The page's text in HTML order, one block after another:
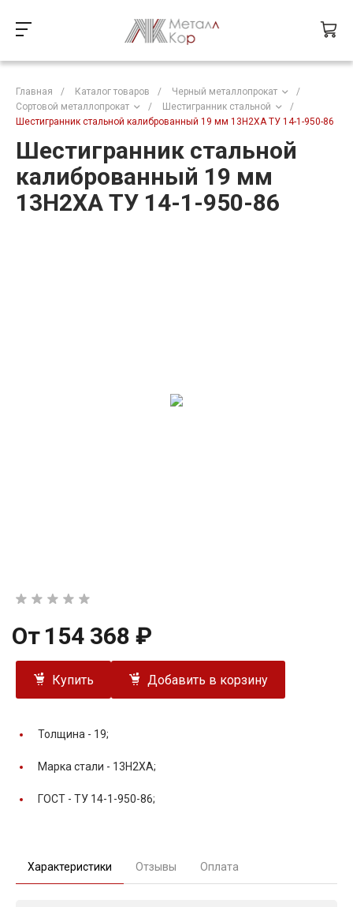
Главная / Каталог товаров / Черный металлопрокат
/
Сортовой металлопрокат
/ Шестигранник стальной
/
Шестигранник стальной калиброванный 19 мм 13Н2ХА ТУ 14-1-950-86
Шестигранник стальной
калиброванный 19 мм
13Н2ХА ТУ 14-1-950-86
От 154 368 ₽
Купить Добавить в корзину
Толщина - 19;
Марка стали - 13Н2ХА;
ГОСТ - ТУ 14-1-950-86;
Характеристики Отзывы Оплата